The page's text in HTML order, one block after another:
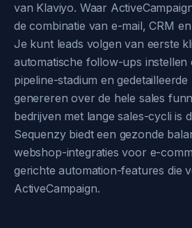
van Klaviyo. Waar
de combinatie van e-mail, CRM
Je kunt leads volgen van eerste
automatische follow-ups instellen
pipeline-stadium en
genereren over de hele sales
bedrijven met lange sales-cycli is
Sequenzy biedt een gezonde
webshop-integraties voor e-
gerichte automation-features die
ActiveCampaign.